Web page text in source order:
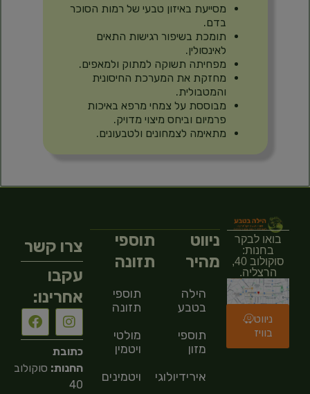
מסייעת באיזון טבעי של רמות הסוכר
בדם.
תומכת בשיפור רגישות התאים
לאינסולין.
מפחיתה תשוקה למתוק ולמאפים.
מחזקת את המערכת החיסונית
והמטבולית.
מבוססת על צמחי מרפא באיכות
פרמיום וביחס מיצוי מדויק.
מתאימה לצמחונים ולטבעונים.
בואו לבקר
בחנות:
סוקולוב 40,
הרצליה.
ניווט
בוויז
ניווט
מהיר
הילה
בטבע
תוספי
מזון
אירידיולוגיה
תוספי
תזונה
תוספי
תזונה
מולטי
ויטמין
ויטמינים
צרו קשר
עקבו
אחרינו:
כתובת
החנות: סוקולוב
40